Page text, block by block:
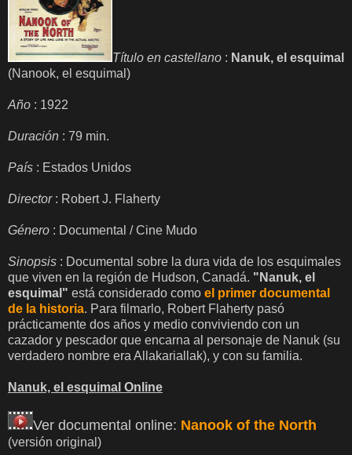
Título en castellano : Nanuk, el esquimal
(Nanook, el esquimal)
Año : 1922
Duración : 79 min.
País : Estados Unidos
Director: Robert J. Flaherty
Género : Documental / Cine Mudo
Sinopsis : Documental sobre la dura vida de los esquimales
que viven en la región de Hudson, Canadá. "Nanuk, el
esquimal" está considerado como el primer documental
de la historia. Para filmarlo, Robert Flaherty pasó
prácticamente dos años y medio conviviendo con un
cazador y pescador que encarna al personaje de Nanuk (su
verdadero nombre era Allakariallak), y con su familia.
Nanuk, el esquimal Online
Ver documental online: Nanook of the North
(versión original)